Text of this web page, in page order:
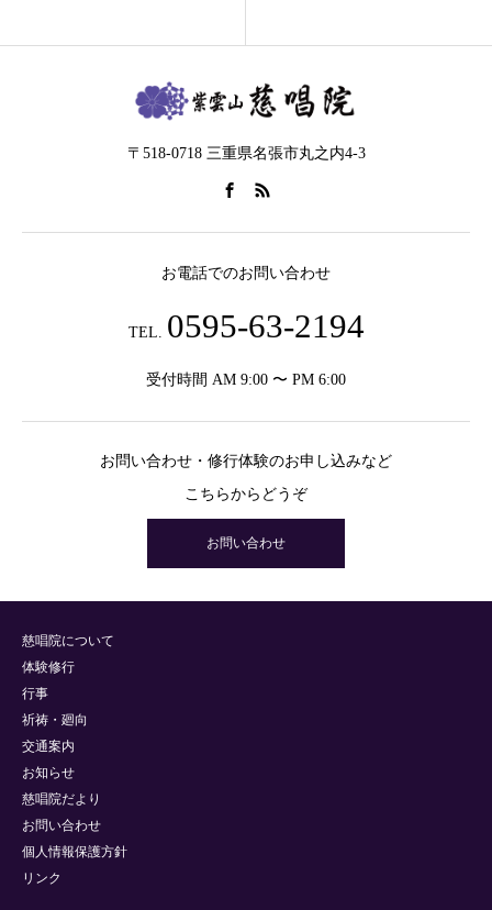
〒518-0718 三重県名張市丸之内4-3
お電話でのお問い合わせ
TEL. 0595-63-2194
受付時間 AM 9:00 〜 PM 6:00
お問い合わせ・修行体験のお申し込みなど
こちらからどうぞ
お問い合わせ
慈唱院について
体験修行
行事
祈祷・廻向
交通案内
お知らせ
慈唱院だより
お問い合わせ
個人情報保護方針
リンク